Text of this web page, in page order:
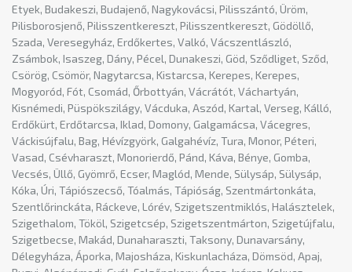
Etyek, Budakeszi, Budajenő, Nagykovácsi, Pilisszántó, Üröm,
Pilisborosjenő, Pilisszentkereszt, Pilisszentkereszt, Gödöllő,
Szada, Veresegyház, Erdőkertes, Valkó, Vácszentlászló,
Zsámbok, Isaszeg, Dány, Pécel, Dunakeszi, Göd, Sződliget, Sződ,
Csörög, Csömör, Nagytarcsa, Kistarcsa, Kerepes, Kerepes,
Mogyoród, Fót, Csomád, Őrbottyán, Vácrátót, Váchartyán,
Kisnémedi, Püspökszilágy, Vácduka, Aszód, Kartal, Verseg, Kálló,
Erdőkürt, Erdőtarcsa, Iklad, Domony, Galgamácsa, Vácegres,
Váckisújfalu, Bag, Hévízgyörk, Galgahévíz, Tura, Monor, Péteri,
Vasad, Csévharaszt, Monorierdő, Pánd, Káva, Bénye, Gomba,
Vecsés, Üllő, Gyömrő, Ecser, Maglód, Mende, Sülysáp, Sülysáp,
Kóka, Úri, Tápiószecső, Tóalmás, Tápióság, Szentmártonkáta,
Szentlőrinckáta, Ráckeve, Lórév, Szigetszentmiklós, Halásztelek,
Szigethalom, Tököl, Szigetcsép, Szigetszentmárton, Szigetújfalu,
Szigetbecse, Makád, Dunaharaszti, Taksony, Dunavarsány,
Délegyháza, Áporka, Majosháza, Kiskunlacháza, Dömsöd, Apaj,